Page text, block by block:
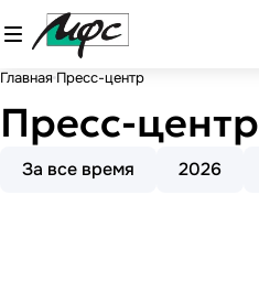
Главная Пресс-центр
Пресс-центр
За все время 2026